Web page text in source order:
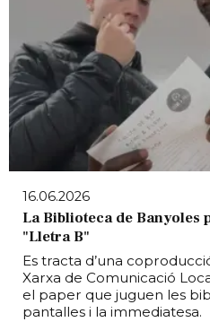
16.06.2026
La Biblioteca de Banyoles
"Lletra B"
Es tracta d’una
Xarxa de Comunicació
el paper que juguen les
pantalles i la immediatesa.